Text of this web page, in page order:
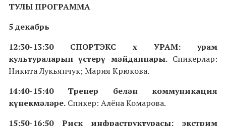
ТУЛЫ ПРОГРАММА
5 декабрь
12:30-13:30 СПОРТЭКС х УРАМ: урам
культураларын үстерү мәйданнары.Спикерлар:
Никита Лукьянчук; Мария Крюкова.
14:40-15:40Тренер белән коммуникация
күнекмәләре. Спикер: Алёна Комарова.
15:50-16:50 Риск инфраструктурасы: экстрим